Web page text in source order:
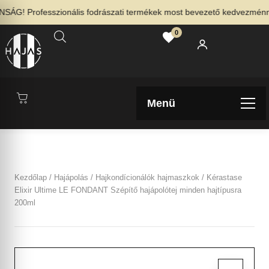
Professzionális fodrászati termékek most bevezető
0
Menü
Kezdőlap / Hajápolás / Hajkondícionálók hajmaszkok / Kérastase
Elixir Ultime LE FONDANT Szépítő hajápolótej minden hajtípusra
200ml